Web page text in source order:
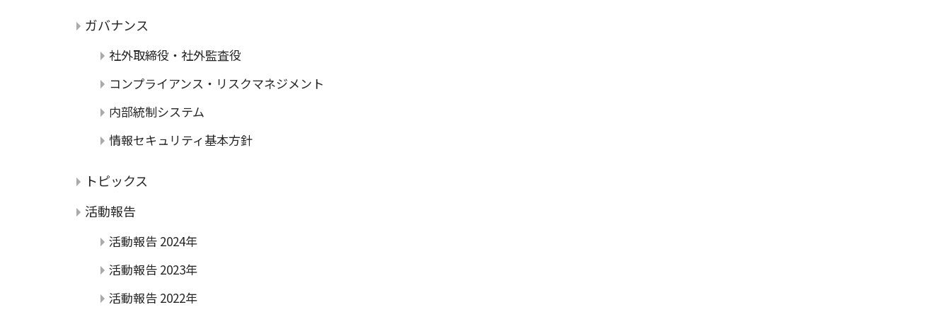
ガバナンス
社外取締役・社外監査役
コンプライアンス・リスクマネジメント
内部統制システム
情報セキュリティ基本方針
トピックス
活動報告
活動報告 2024年
活動報告 2023年
活動報告 2022年